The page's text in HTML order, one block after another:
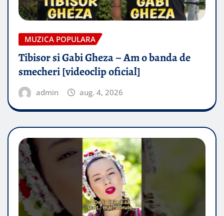
MUZICA POPULARA
Tibisor si Gabi Gheza – Am o banda de
smecheri [videoclip oficial]
admin aug. 4, 2026